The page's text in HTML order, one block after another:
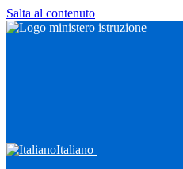
Salta al contenuto
Italiano